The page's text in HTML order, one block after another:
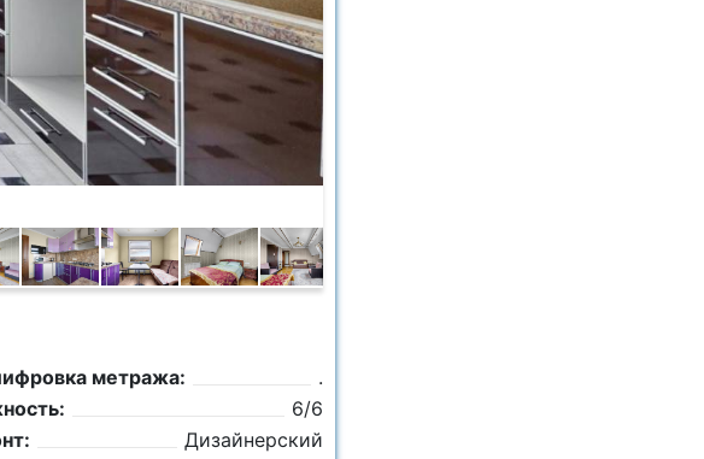
метража:
.
6/6
Дизайнерский